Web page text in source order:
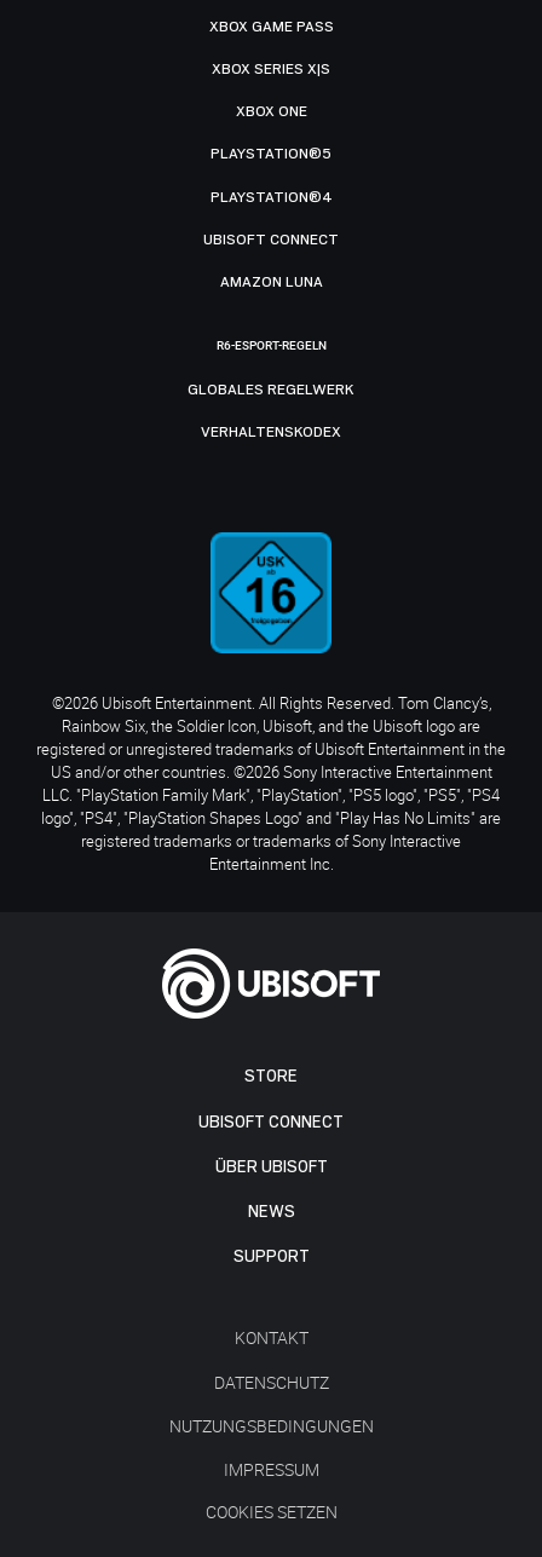
STORE
UBISOFT CONNECT
ÜBER UBISOFT
NEWS
SUPPORT
KONTAKT
DATENSCHUTZ
NUTZUNGSBEDINGUNGEN
IMPRESSUM
COOKIES SETZEN
XBOX GAME PASS
XBOX SERIES X|S
XBOX ONE
PLAYSTATION®5
PLAYSTATION®4
UBISOFT CONNECT
AMAZON LUNA
R6-ESPORT-REGELN
GLOBALES REGELWERK
VERHALTENSKODEX
©2026 Ubisoft Entertainment. All Rights Reserved. Tom Clancy’s,
Rainbow Six, the Soldier Icon, Ubisoft, and the Ubisoft logo are
registered or unregistered trademarks of Ubisoft Entertainment in the
US and/or other countries. ©2026 Sony Interactive Entertainment
LLC. "PlayStation Family Mark", "PlayStation", "PS5 logo", "PS5", "PS4
logo", "PS4", "PlayStation Shapes Logo" and "Play Has No Limits" are
registered trademarks or trademarks of Sony Interactive
Entertainment Inc.